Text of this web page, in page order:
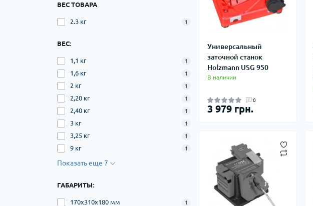
ВЕС ТОВАРА
2.3 кг 1
ВЕС:
1,1 кг 1
1,6 кг 1
2 кг 1
2,20 кг 1
2,40 кг 1
3 кг 1
3,25 кг 1
9 кг 1
Показать еще 7
ГАБАРИТЫ:
170х310х180 мм 1
Универсальный
заточной станок
Holzmann USG 950
В наличии
0
3 979 грн.